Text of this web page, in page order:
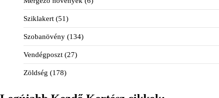
Sziklakert (51)
Szobanövény (134)
Vendégposzt (27)
Zöldség (178)